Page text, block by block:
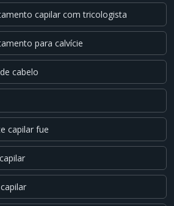
capilar com tricologista
para calvície
cabelo
capilar fue